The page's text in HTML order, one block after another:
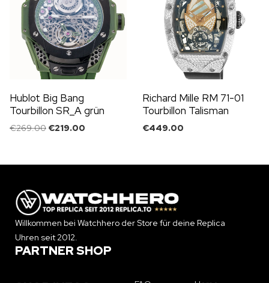
Hublot Big Bang
Tourbillon SR_A grün
€269.00 €219.00
Richard Mille RM 71-01
Tourbillon Talisman
€449.00
Willkommen bei Watchhero der Store für deine Replica
Uhren seit 2012.
PARTNER SHOP